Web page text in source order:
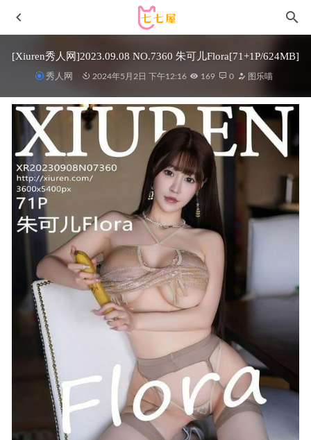
[Xiuren秀人网]2023.09.08 NO.7360 朱可儿Flora[71+1P/624MB]
秀人网 2024年5月2日 下午12:16 169 0 图乐喵
장주(Isabella) – 032 ArtGravia Vol.539[66P-94MB]
糖果画报 – 2017.12.06 Vol.044 萌琪琪Irene[56P145M]
[Xiuren秀人网]2025.08.11 NO.10637 唐安琪[81P/850.50MB]
2026-03-20
羊大真人 – NO.10 大凤毒苹果 [15P-153MB]
[Xiuren秀人网]2024.12.06 NO.9556 妲己
_Toxic[80+1P/625MB]
2025-05-29